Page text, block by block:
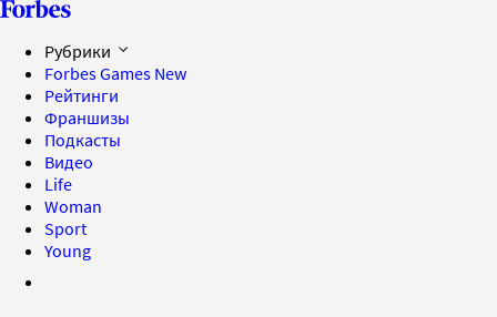
Рубрики
Forbes Games New
Рейтинги
Франшизы
Подкасты
Видео
Life
Woman
Sport
Young